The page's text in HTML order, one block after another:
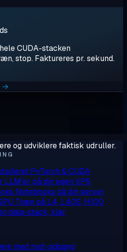
CUDA-stacken
stop. Faktureres pr. sekund.
→
og udviklere faktisk udruller.
PyTorch & CUDA
LLM'er på din egen VPS
Notebooks på din server
Træn på L4, L40S, H100
data-stack, klar
med root-adgang